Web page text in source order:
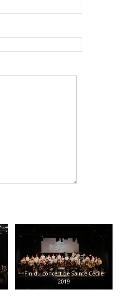
Fin du concert de Sainte Cécile
2019